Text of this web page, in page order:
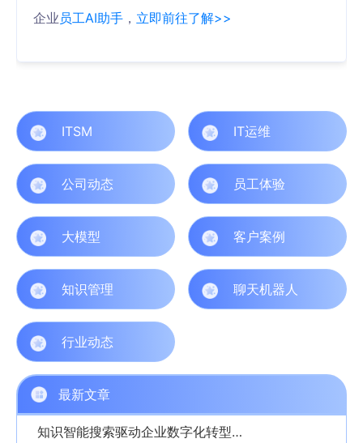
企业 员工AI助手 ， 立即前往了解>>
ITSM IT运维
公司动态 员工体验
大模型 客户案例
知识管理 聊天机器人
行业动态
最新文章
知识智能搜索驱动企业数字化转型的关键引擎